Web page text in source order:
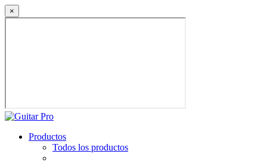
×
Productos
Todos los productos